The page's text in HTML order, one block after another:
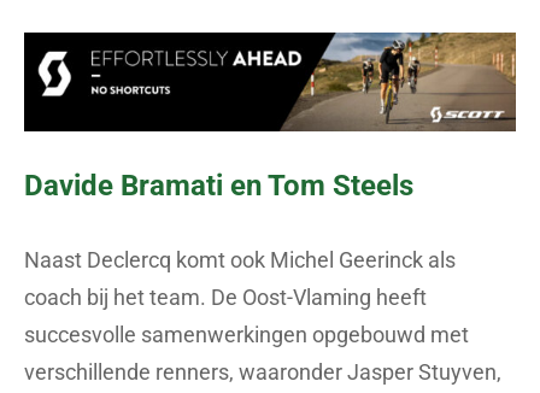
Davide Bramati en Tom Steels
Naast Declercq komt ook Michel Geerinck als
coach bij het team. De Oost-Vlaming heeft
succesvolle samenwerkingen opgebouwd met
verschillende renners, waaronder Jasper Stuyven,